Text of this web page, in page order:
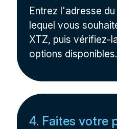
Entrez l'adresse
lequel vous
XTZ, puis vérifiez-
options disponibles.
4. Faites votre